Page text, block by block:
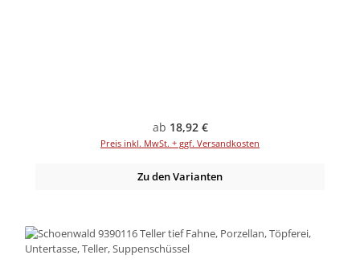
Regulärer Preis:
ab 18,92 €
Preis inkl. MwSt. + ggf. Versandkosten
Zu den Varianten